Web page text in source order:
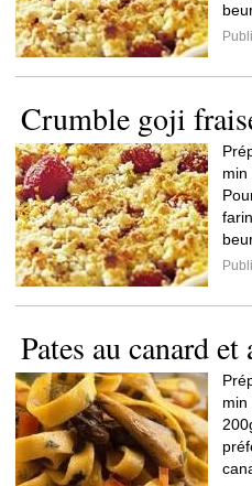
Crumble goji
min
Pates au canard
min